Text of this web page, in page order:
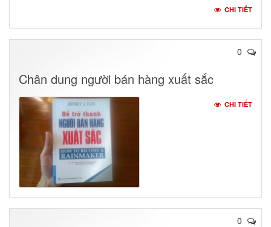
CHI TIẾT
0
Chân dung người bán hàng xuất sắc
CHI TIẾT
0